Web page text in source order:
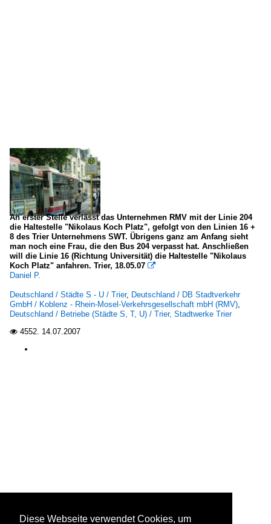
An erster Stelle verlässt das Unternehmen RMV mit der Linie 204
die Haltestelle "Nikolaus Koch Platz", gefolgt von den Linien 16 +
8 des Trier Unternehmens SWT. Übrigens ganz am Anfang sieht
man noch eine Frau, die den Bus 204 verpasst hat. Anschließen
will die Linie 16 (Richtung Universität) die Haltestelle "Nikolaus
Koch Platz" anfahren. Trier, 18.05.07 
Daniel P.
Deutschland / Städte S - U / Trier, Deutschland / DB Stadtverkehr
GmbH / Koblenz - Rhein-Mosel-Verkehrsgesellschaft mbH (RMV),
Deutschland / Betriebe (Städte S, T, U) / Trier, Stadtwerke Trier
 4552. 14.07.2007
Diese Webseite verwendet Cookies, um